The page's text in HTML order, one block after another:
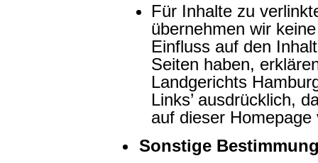
Für Inhalte zu
übernehmen wir
Einfluss auf den
Seiten haben,
Landgerichts
Links’ ausdrücklich,
auf dieser
Sonstige